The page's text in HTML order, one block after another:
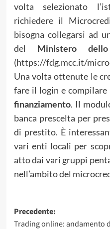
volta selezionato
richiedere il
bisogna collegarsi ad
del Ministero
(https://fdg.mcc.it/
Una volta ottenute le
fare il login e compilare
finanziamento. Il
banca prescelta per
di prestito. È
vari enti locali per
atto dai vari gruppi
nell’ambito del
Navigazione
Precedente:
Trading online: andamento